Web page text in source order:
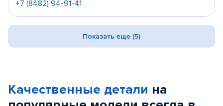
+7 (8482) 94-91-41
Показать еще (5)
Качественные детали на